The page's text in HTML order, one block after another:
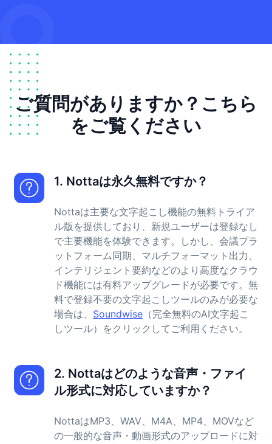
ご質問がありますか？こちら
をご覧ください
1. Nottaは永久無料ですか？
Nottaは主要な文字起こし機能の無料トライア
ル版を提供しており、新規ユーザーは登録なし
で主要機能を体験できます。しかし、会議プラ
ットフォーム同期、マルチフォーマット出力、
インテリジェント要約などのより高度なクラウ
ド機能には有料アップグレードが必要です。無
料で登録不要の文字起こしツールのみが必要な
場合は、 Soundwise （完全無料のAI文字起こ
しツール）をクリックしてご利用ください。
2. Nottaはどのような音声・ファイ
ル形式に対応していますか？
NottaはMP3、WAV、M4A、MP4、MOVなど
の一般的な音声・動画形式のアップロードに対